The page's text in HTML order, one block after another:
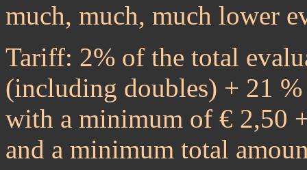
much, much, much lower
Tariff: 2% of the total
(including doubles) + 21
with a minimum of € 2,50
and a minimum total